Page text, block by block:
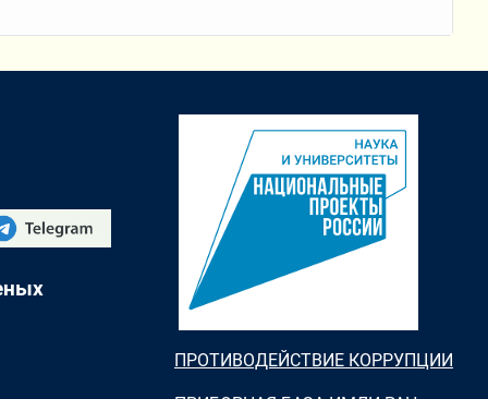
ПРОТИВОДЕЙСТВИЕ КОРРУПЦИИ